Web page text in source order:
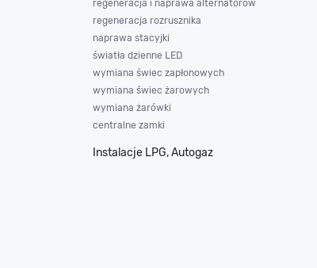
regeneracja i naprawa alternatorów
regeneracja rozrusznika
naprawa stacyjki
światła dzienne LED
wymiana świec zapłonowych
wymiana świec żarowych
wymiana żarówki
centralne zamki
Instalacje LPG, Autogaz